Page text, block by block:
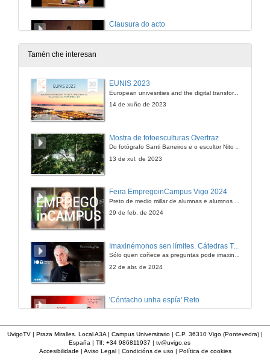
Clausura do acto
21 de xul. de 2010
Tamén che interesan
EUNIS 2023
European univesrities and the digital transformation: challenges and opportunities ahead
14 de xuño de 2023
Mostra de fotoesculturas Overtraz
Do fotógrafo Santi Barreiros e o escultor Nito Contreras.
13 de xul. de 2023
Feira EmpregoinCampus Vigo 2024
29 de feb. de 2024
Imaxinémonos sen límites. Cátedras Telefónica
Sólo quen coñece as preguntas pode imaxinar novas respostas
22 de abr. de 2024
'Cóntacho unha espía' Reto
'Cóntacho unha espía' Criptografía
UvigoTV | Praza Miralles. Local A3A | Campus Universitario | C.P. 36310 Vigo (Pontevedra) |
España | Tlf: +34 986811937 | tv@uvigo.es
Accesibilidade | Aviso Legal| Condicións de uso| Política de cookies